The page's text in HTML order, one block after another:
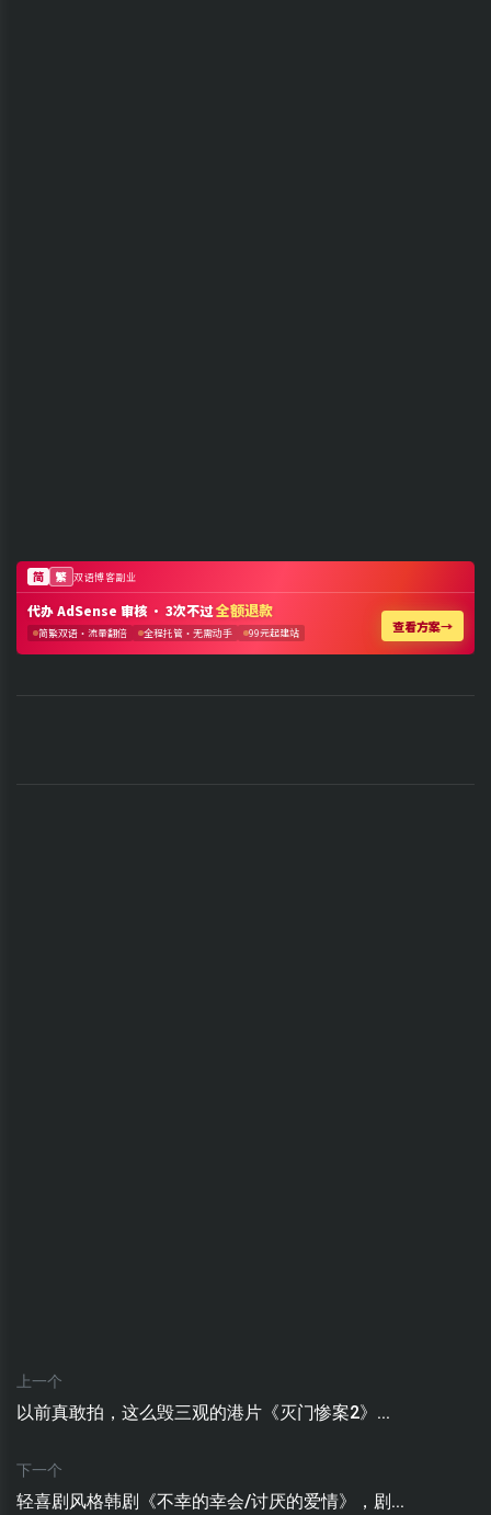
上一个
以前真敢拍，这么毁三观的港片​《灭门惨案2》...
下一个
轻喜剧风格韩剧《不幸的幸会/讨厌的爱情》，剧...